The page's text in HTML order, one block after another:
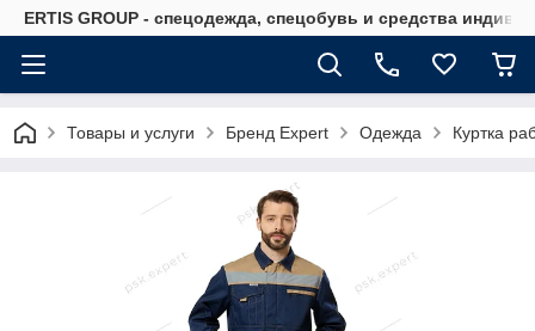
ERTIS GROUP - спецодежда, спецобувь и средства
Товары и услуги Бренд Expert Одежда Куртка